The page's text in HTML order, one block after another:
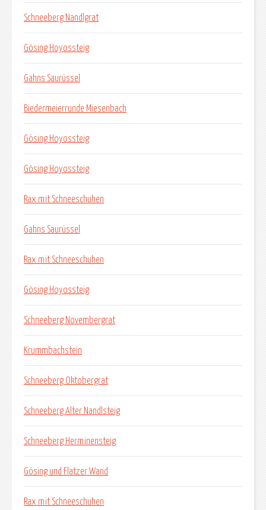
Schneeberg Nandlgrat
Gösing Hoyossteig
Gahns Saurüssel
Biedermeierrunde Miesenbach
Gösing Hoyossteig
Gösing Hoyossteig
Rax mit Schneeschuhen
Gahns Saurüssel
Rax mit Schneeschuhen
Gösing Hoyossteig
Schneeberg Novembergrat
Krummbachstein
Schneeberg Oktobergrat
Schneeberg Alter Nandlsteig
Schneeberg Herminensteig
Gösing und Flatzer Wand
Rax mit Schneeschuhen